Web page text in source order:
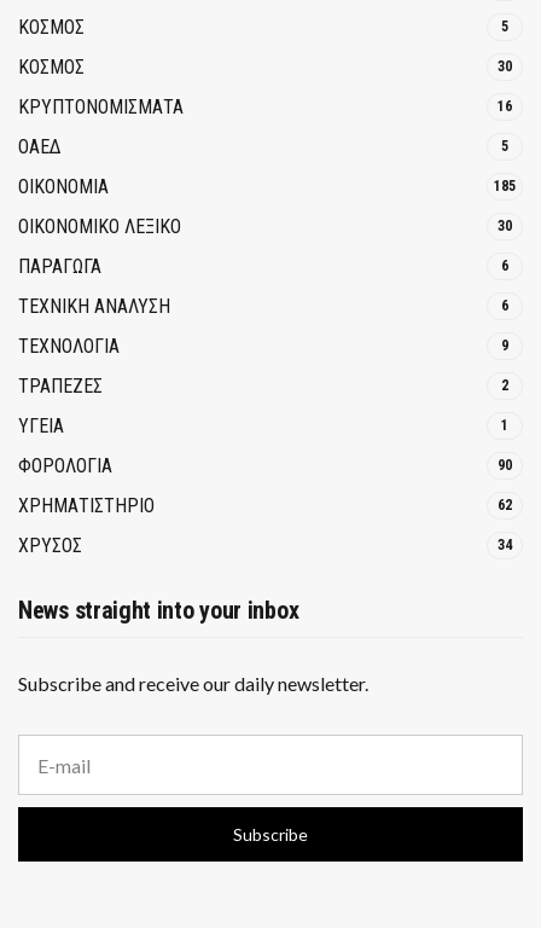
ΚΟΣΜΟΣ 5
ΚΟΣΜΟΣ 30
ΚΡΥΠΤΟΝΟΜΊΣΜΑΤΑ 16
ΟΑΕΔ 5
ΟΙΚΟΝΟΜΙΑ 185
ΟΙΚΟΝΟΜΙΚΟ ΛΕΞΙΚΟ 30
ΠΑΡΑΓΩΓΑ 6
ΤΕΧΝΙΚΗ ΑΝΑΛΥΣΗ 6
ΤΕΧΝΟΛΟΓΙΑ 9
ΤΡΆΠΕΖΕΣ 2
ΥΓΕΙΑ 1
ΦΟΡΟΛΟΓΙΑ 90
ΧΡΗΜΑΤΙΣΤΗΡΙΟ 62
ΧΡΥΣΟΣ 34
News straight into your inbox
Subscribe and receive our daily newsletter.
a
i
a
Subscribe